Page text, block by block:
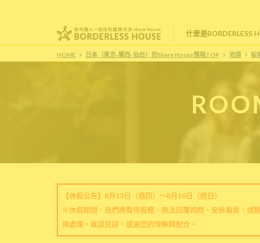
什麼是BORDERLESS
HOME 日本（東京· 關西· 仙台）的Share House情報TOP 池袋 板
【休假公告】8月13日（週四）～8月16日（週日）
※休假期間，我們將暫停服務，無法回覆詢問、安排看房，或
與處理。敬請見諒，感謝您的理解與配合。